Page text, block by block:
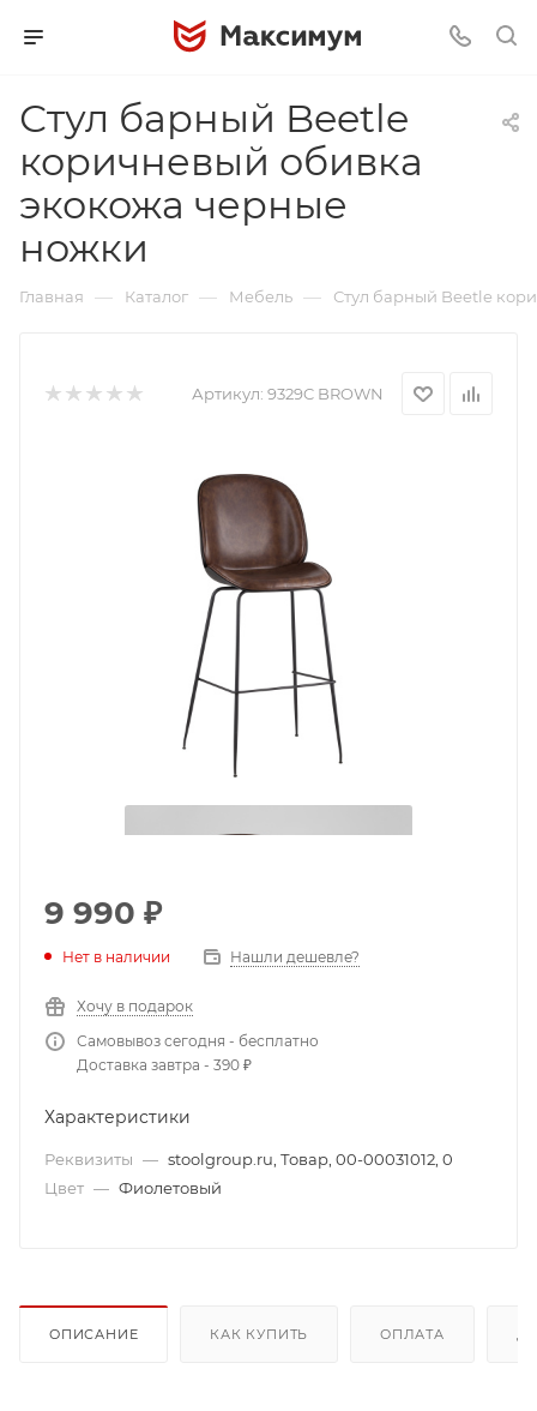
Стул барный Beetle
коричневый обивка
экокожа черные
ножки
Главная — Каталог — Мебель — Стул барный Beetle
Артикул: 9329C BROWN
9 990 ₽
Нет в наличии Нашли дешевле?
Хочу в подарок
Самовывоз сегодня - бесплатно
Доставка завтра - 390 ₽
Характеристики
Реквизиты — stoolgroup.ru, Товар, 00-00031012, 0
Цвет — Фиолетовый
ОПИСАНИЕ КАК КУПИТЬ ОПЛАТА